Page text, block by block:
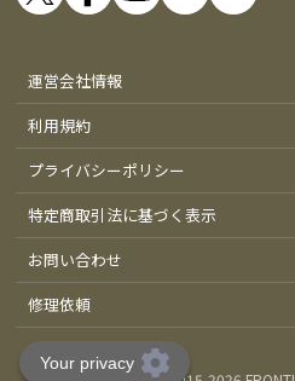
運営会社情報
利用規約
プライバシーポリシー
特定商取引法に基づく表示
お問い合わせ
修理依頼